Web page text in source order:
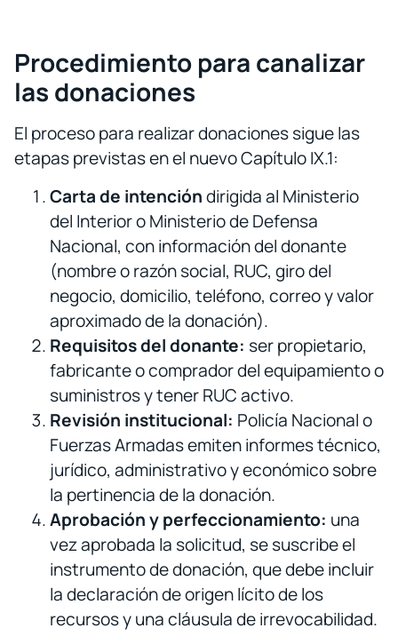
Procedimiento para canalizar
las donaciones
El proceso para realizar donaciones sigue las
etapas previstas en el nuevo Capítulo IX.1:
Carta de intencióndirigida al Ministerio
del Interior o Ministerio de Defensa
Nacional, con información del donante
(nombre o razón social, RUC, giro del
negocio, domicilio, teléfono, correo y valor
aproximado de la donación).
Requisitos del donante: ser propietario,
fabricante o comprador del equipamiento o
suministros y tener RUC activo.
Revisión institucional: Policía Nacional o
Fuerzas Armadas emiten informes técnico,
jurídico, administrativo y económico sobre
la pertinencia de la donación.
Aprobación y perfeccionamiento: una
vez aprobada la solicitud, se suscribe el
instrumento de donación, que debe incluir
la declaración de origen lícito de los
recursos y una cláusula de irrevocabilidad.